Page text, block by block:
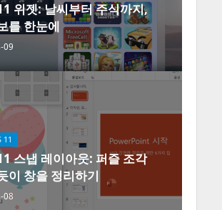
위젯: 날씨부터 주식까지,
를 한눈에
09
11
스냅 레이아웃: 퍼즐 조각
이 창을 정리하기
08